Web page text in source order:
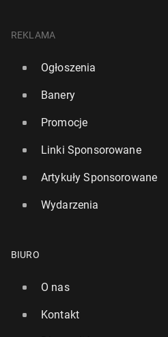
REKLAMA
Ogłoszenia
Banery
Promocje
Linki Sponsorowane
Artykuły Sponsorowane
Wydarzenia
BIURO
O nas
Kontakt